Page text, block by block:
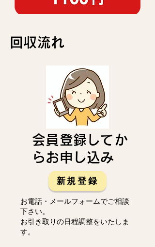
回収流れ
会員登録してか
らお申し込み
新規登録
お電話・メールフォームでご相談
下さい。
お引き取りの日程調整をいたしま
す。